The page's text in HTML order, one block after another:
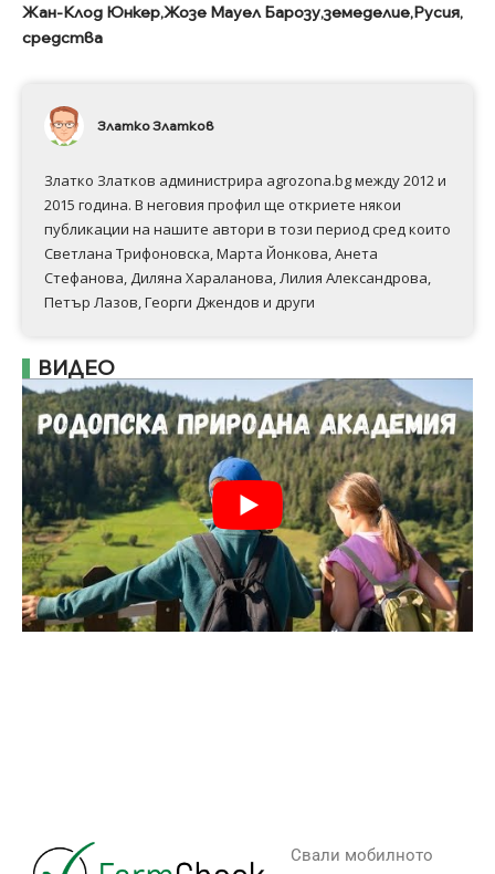
Жан-Клод ЮнкерЖозе Мауел Барозуземеделие Русия
средства
Златко Златков
Златко Златков администрира agrozona.bg между 2012 и
2015 година. В неговия профил ще откриете някои
публикации на нашите автори в този период сред които
Светлана Трифоновска, Марта Йонкова, Анета
Стефанова, Диляна Хараланова, Лилия Александрова,
Петър Лазов, Георги Джендов и други
ВИДЕО
Свали мобилното